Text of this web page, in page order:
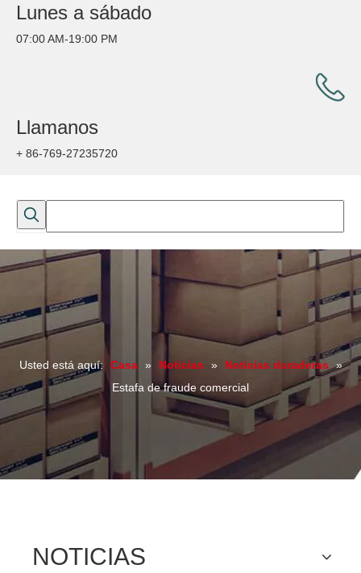
Lunes a sábado
07:00 AM-19:00 PM
Llamanos
+ 86-769-27235720
Usted está aquí: Casa » Noticias » Noticias duraderas »
Estafa de fraude comercial
NOTICIAS